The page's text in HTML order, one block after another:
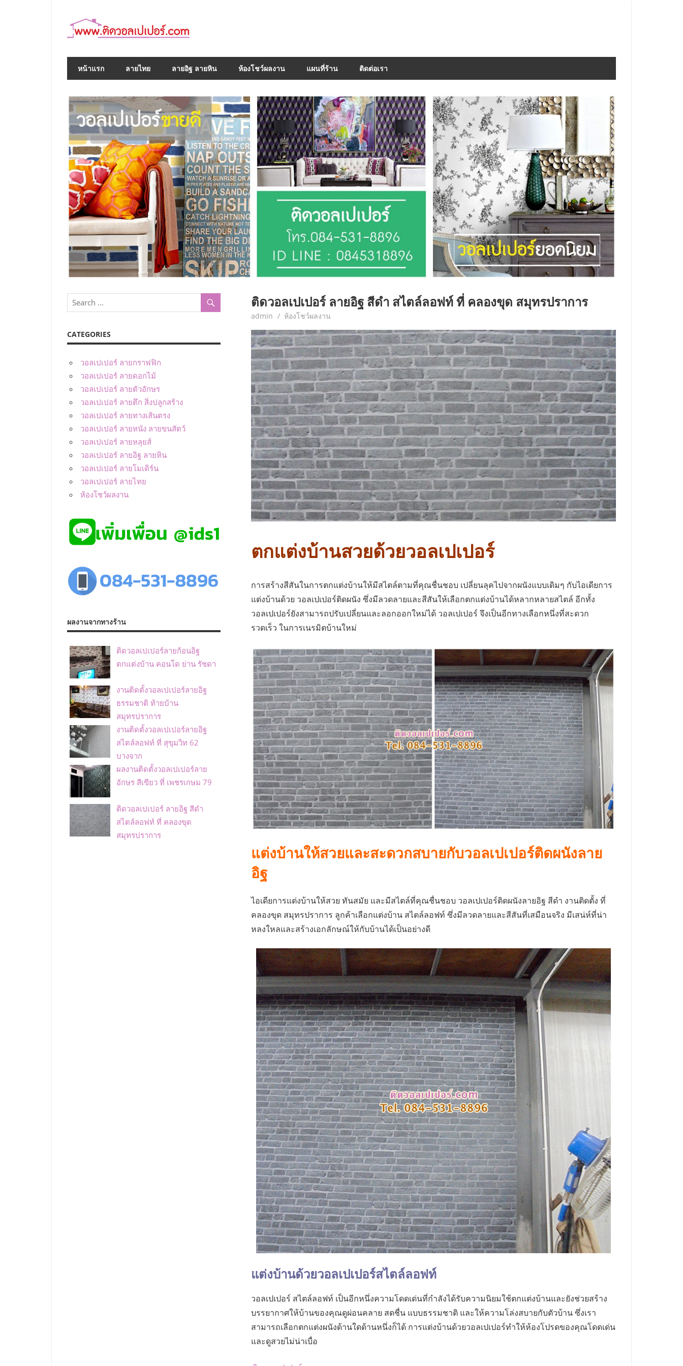
content
หน้าแรก ลายไทย ลายอิฐ ลายหิน ห้องโชว์ผลงาน แผนที่ร้าน ติดต่อเรา
ติดวอลเปเปอร์ ลายอิฐ สีดำ สไตล์ลอฟท์ ที่ คลองขุด สมุทรปราการ
February 28, 2017
admin ห้องโชว์ผลงาน
ตกแต่งบ้านสวยด้วยวอลเปเปอร์
การสร้างสีสันในการตกแต่งบ้านให้มีสไตล์ตามที่คุณชื่นชอบ เปลี่ยนลุคไปจากผนังแบบเดิมๆ กับไอเดียการ
แต่งบ้านด้วย วอลเปเปอร์ติดผนัง ซึ่งมีลวดลายและสีสันให้เลือกตกแต่งบ้านได้หลากหลายสไตล์ อีกทั้ง
วอลเปเปอร์ยังสามารถปรับเปลี่ยนและลอกออกใหม่ได้ วอลเปเปอร์ จึงเป็นอีกทางเลือกหนึ่งที่สะดวก
รวดเร็ว ในการเนรมิตบ้านใหม่
แต่งบ้านให้สวยและสะดวกสบายกับวอลเปเปอร์ติดผนังลาย
อิฐ
ไอเดียการแต่งบ้านให้สวย ทันสมัย และมีสไตล์ที่คุณชื่นชอบ วอลเปเปอร์ติดผนังลายอิฐ สีดำ งานติดตั้ง ที่
คลองขุด สมุทรปราการ ลูกค้าเลือกแต่งบ้าน สไตล์ลอฟท์ ซึ่งมีลวดลายและสีสันที่เสมือนจริง มีเสน่ห์ที่น่า
หลงใหลและสร้างเอกลักษณ์ให้กับบ้านได้เป็นอย่างดี
แต่งบ้านด้วยวอลเปเปอร์สไตล์ลอฟท์
วอลเปเปอร์ สไตล์ลอฟท์ เป็นอีกหนึ่งความโดดเด่นที่กำลังได้รับความนิยมใช้ตกแต่งบ้านและยังช่วยสร้าง
บรรยากาศให้บ้านของคุณดูผ่อนคลาย สดชื่น แบบธรรมชาติ และให้ความโล่งสบายกับตัวบ้าน ซึ่งเรา
สามารถเลือกตกแต่งผนังด้านใดด้านหนึ่งก็ได้ การแต่งบ้านด้วยวอลเปเปอร์ทำให้ห้องโปรดของคุณโดดเด่น
และดูสวยไม่น่าเบื่อ
CATEGORIES
วอลเปเปอร์ ลายกราฟฟิก
วอลเปเปอร์ ลายดอกไม้
วอลเปเปอร์ ลายตัวอักษร
วอลเปเปอร์ ลายตึก สิ่งปลูกสร้าง
วอลเปเปอร์ ลายทางเส้นตรง
วอลเปเปอร์ ลายหนัง ลายขนสัตว์
วอลเปเปอร์ ลายหลุยส์
วอลเปเปอร์ ลายอิฐ ลายหิน
วอลเปเปอร์ ลายโมเดิร์น
วอลเปเปอร์ ลายไทย
ห้องโชว์ผลงาน
ผลงานจากทางร้าน
ติดวอลเปเปอร์ลายก้อนอิฐ
ตกแต่งบ้าน คอนโด ย่าน รัชดา
งานติดตั้งวอลเปเปอร์ลายอิฐ
ธรรมชาติ ท้ายบ้าน
สมุทรปราการ
งานติดตั้งวอลเปเปอร์ลายอิฐ
สไตล์ลอฟท์ ที่ สุขุมวิท 62
บางจาก
ผลงานติดตั้งวอลเปเปอร์ลาย
อักษร สีเขียว ที่ เพชรเกษม 79
ติดวอลเปเปอร์ ลายอิฐ สีดำ
สไตล์ลอฟท์ ที่ คลองขุด
สมุทรปราการ